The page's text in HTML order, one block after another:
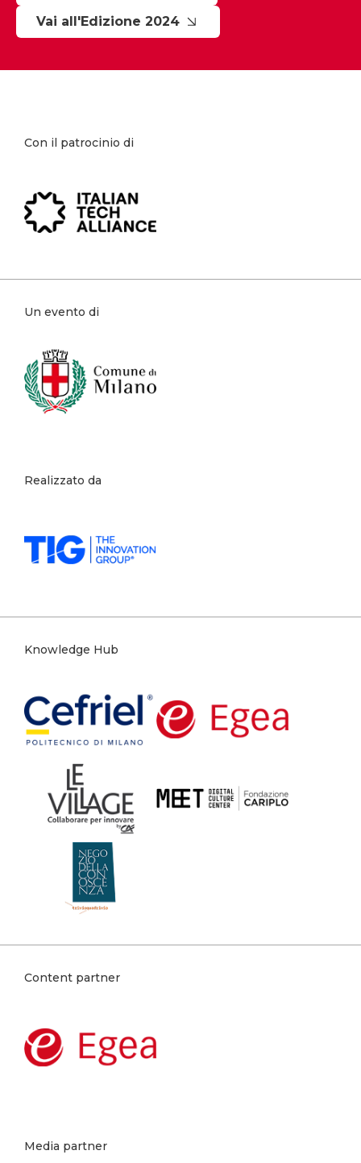
Vai all'Edizione 2024
Con il patrocinio di
Un evento di
Realizzato da
Knowledge Hub
Content partner
Media partner